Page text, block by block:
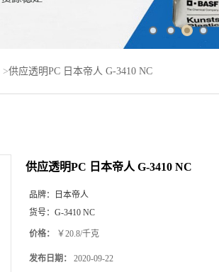
>供应透明PC 日本帝人 G-3410 NC
供应透明PC 日本帝人 G-3410 NC
品牌：
日本帝人
货号： G-3410 NC
价格： ￥20.8/千克
发布日期： 2020-09-22